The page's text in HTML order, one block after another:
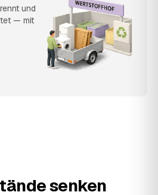
und
— mit
senken